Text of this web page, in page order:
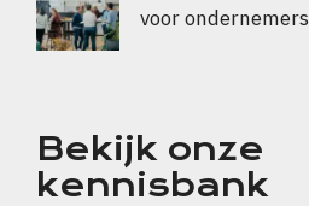
voor ondernemers
Bekijk onze
kennisbank